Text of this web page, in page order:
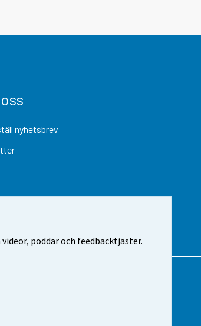
poddar och feedbacktjäster.
nyhetsbrev